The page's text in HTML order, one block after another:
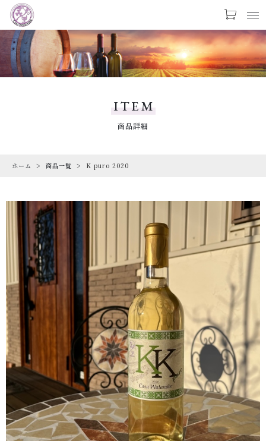
お気に入り LOGIN
CHECKED PRODUCTS
ORDER HISTORY
CAMPAIGN
キャンペーン
ABOUT US
Casa Watanabeについて
INFO
ワイナリー概要
SHOPPING GUIDE
ショッピングガイド
NEWS
PRIVACY
プライバシーポリシー
ITEM
商品詳細
ホーム 商品一覧 K puro 2020
カートに商品を追加しました
ショッピングを続ける
カートを確認する